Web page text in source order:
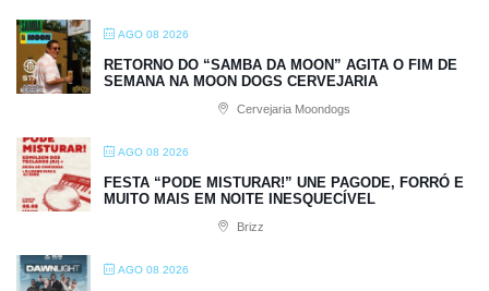
AGO 08 2026
RETORNO DO “SAMBA DA MOON” AGITA O FIM DE
SEMANA NA MOON DOGS CERVEJARIA
Cervejaria Moondogs
AGO 08 2026
FESTA “PODE MISTURAR!” UNE PAGODE, FORRÓ E
MUITO MAIS EM NOITE INESQUECÍVEL
Brizz
AGO 08 2026